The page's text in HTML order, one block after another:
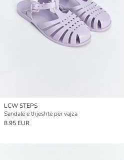
LCW STEPS
Sandalë e thjeshtë për vajza
8.95 EUR